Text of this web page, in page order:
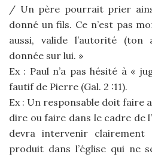
/ Un père pourrait prier
donné un fils. Ce n’est pas
aussi, valide l’autorité (ton
donnée sur lui. »
Ex : Paul n’a pas hésité à «
fautif de Pierre (Gal. 2 :11).
Ex : Un responsable doit faire
dire ou faire dans le cadre de
devra intervenir
produit dans l’église qui ne